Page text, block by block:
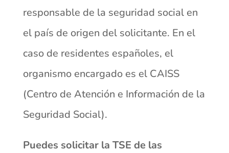
responsable de la seguridad social en
el país de origen del solicitante. En el
caso de residentes españoles, el
organismo encargado es el CAISS
(Centro de Atención e Información de la
Seguridad Social).
Puedes solicitar la TSE de las